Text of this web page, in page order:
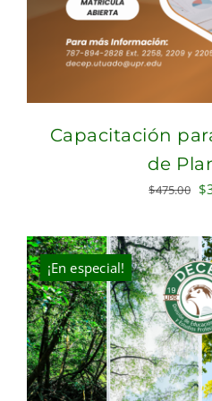
Capacitación
de
$475.00 $
¡En especial!